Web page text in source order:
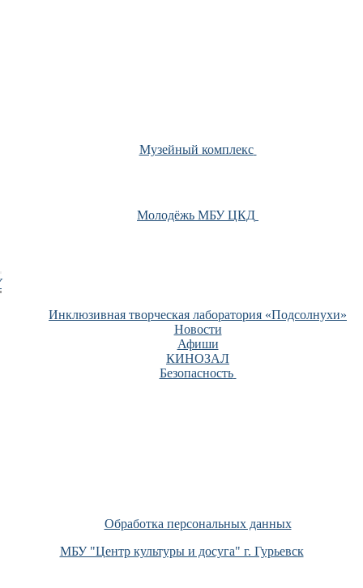
Музейный комплекс
Молодёжь МБУ ЦКД
Инклюзивная творческая лаборатория «Подсолнухи»
Новости
Афиши
КИНОЗАЛ
Безопасность
Обработка персональных данных
МБУ "Центр культуры и досуга" г. Гурьевск